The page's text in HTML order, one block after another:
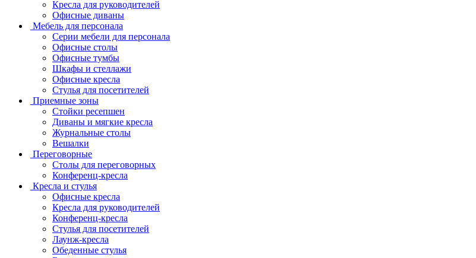
Кресла для руководителей
Офисные диваны
Мебель для персонала
Серии мебели для персонала
Офисные столы
Офисные тумбы
Шкафы и стеллажи
Офисные кресла
Стулья для посетителей
Приемные зоны
Стойки ресепшен
Диваны и мягкие кресла
Журнальные столы
Вешалки
Переговорные
Столы для переговорных
Конференц-кресла
Кресла и стулья
Офисные кресла
Кресла для руководителей
Конференц-кресла
Стулья для посетителей
Лаунж-кресла
Обеденные стулья